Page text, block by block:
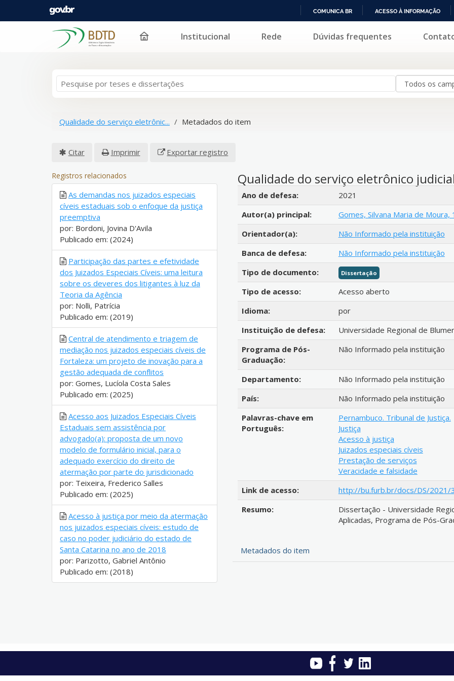
PARA
COMUNICA BR ACESSO À INFORMAÇÃO
Pular para o conteúdo Institucional Rede Dúvidas frequentes
Qualidade do serviço eletrônic... Metadados do item
Citar Imprimir Exportar registro
Qualidade do serviço eletrônico
Detalhes bibliográficos
Ano de defesa:
2021
Autor(a) principal:
Gomes, Silvana Maria de Moura,
Orientador(a):
Não Informado pela instituição
Banca de defesa:
Não Informado pela instituição
Tipo de documento:
Dissertação
Tipo de acesso:
Acesso aberto
Idioma:
por
Instituição de defesa:
Universidade Regional de
Programa de Pós-
Graduação:
Não Informado pela instituição
Departamento:
Não Informado pela instituição
País:
Não Informado pela instituição
Palavras-chave em
Português:
Pernambuco. Tribunal de Justiça.
Justiça
Acesso à justiça
Juizados especiais cíveis
Prestação de serviços
Veracidade e falsidade
Link de acesso:
http://bu.furb.br/docs/DS/2021/
Resumo:
Dissertação - Universidade
Aplicadas, Programa de Pós-
Metadados do item
Registros relacionados
As demandas nos juizados especiais
cíveis estaduais sob o enfoque da justiça
preemptiva
por: Bordoni, Jovina D'Avila
Publicado em: (2024)
Participação das partes e efetividade
dos Juizados Especiais Cíveis: uma leitura
sobre os deveres dos litigantes à luz da
Teoria da Agência
por: Nolli, Patrícia
Publicado em: (2019)
Central de atendimento e triagem de
mediação nos juizados especiais cíveis de
Fortaleza: um projeto de inovação para a
gestão adequada de conflitos
por: Gomes, Lucíola Costa Sales
Publicado em: (2025)
Acesso aos Juizados Especiais Cíveis
Estaduais sem assistência por
advogado(a): proposta de um novo
modelo de formulário inicial, para o
adequado exercício do direito de
atermação por parte do jurisdicionado
por: Teixeira, Frederico Salles
Publicado em: (2025)
Acesso à justiça por meio da atermação
nos juizados especiais cíveis: estudo de
caso no poder judiciário do estado de
Santa Catarina no ano de 2018
por: Parizotto, Gabriel Antônio
Publicado em: (2018)